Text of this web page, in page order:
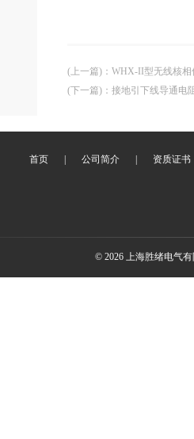
(上一篇) ： WHX-II型无线核相
(下一篇) ： 接地引下线导通电
首页 公司简介 资质证书
© 2026 上海胜绪电气